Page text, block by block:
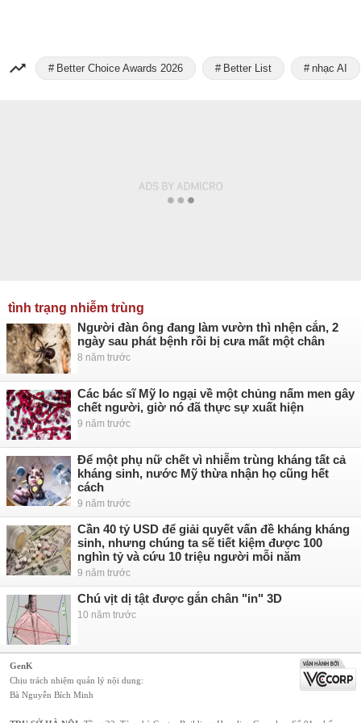
Better Choice Awards 2026 Better List nhạc AI
tình trạng nhiễm trùng
Người đàn ông đang làm vườn thì nhện cắn, 2
ngày sau phát bệnh rồi bị cưa mất một chân
8 năm trước
Các bác sĩ Mỹ lo ngại về một chủng nấm men gây
chết người, giờ nó đã thực sự xuất hiện
9 năm trước
Để một phụ nữ chết vì nhiễm trùng kháng tất cả
kháng sinh, nước Mỹ thừa nhận họ cũng hết
cách
9 năm trước
Cần 40 tỷ USD để giải quyết vấn đề kháng kháng
sinh, nhưng chúng ta sẽ tiết kiệm được 100
nghìn tỷ và cứu 10 triệu người mỗi năm
9 năm trước
Chú vịt dị tật được gắn chân "in" 3D
10 năm trước
GenK
Chịu trách nhiệm quản lý nội dung:
Bà Nguyễn Bích Minh